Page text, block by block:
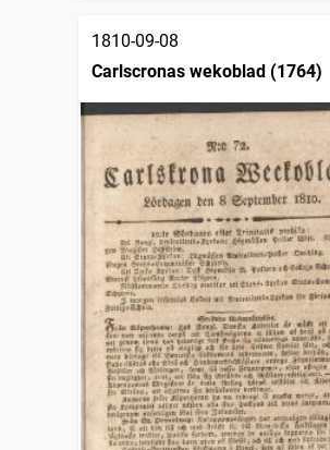
1810-09-08
Carlscronas wekoblad (1764)